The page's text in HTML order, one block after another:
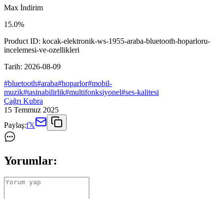
Max İndirim
15.0%
Product ID: kocak-elektronik-ws-1955-araba-bluetooth-hoparloru-
incelemesi-ve-ozellikleri
Tarih: 2026-08-09
#bluetooth#araba#hoparlor#mobil-
muzik#tasinabilirlik#multifonksiyonel#ses-kalitesi
Çağrı Kubra
15 Temmuz 2025
Paylaş:f𝕏
Yorumlar: